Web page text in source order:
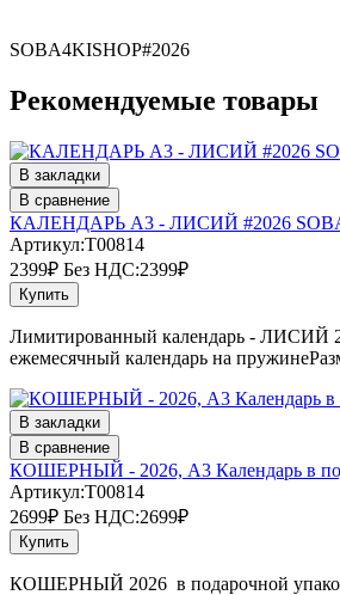
SOBA4KISHOP#2026
Рекомендуемые товары
В закладки
В сравнение
КАЛЕНДАРЬ А3 - ЛИСИЙ #2026
Артикул:T00814
2399₽ Без НДС:2399₽
Купить
Лимитированный календарь - ЛИСИЙ
ежемесячный календарь на
В закладки
В сравнение
КОШЕРНЫЙ - 2026, А3 Календарь в
Артикул:T00814
2699₽ Без НДС:2699₽
Купить
КОШЕРНЫЙ 2026 в подарочной